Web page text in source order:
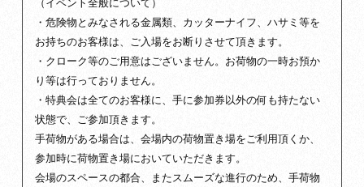
・危険物とみなされる金属類、カッターナイフ、ハサミ等を
お持ちのお客様は、ご入場をお断りさせて頂きます。
・クローク等のご用意はございません。お荷物の一時お預か
り等は行っておりません。
・特典会は全てのお客様に、手に参加券以外の何も持たない
状態で、ご参加頂きます。
手荷物がある場合は、会場内の荷物置き場をご利用頂くか、
参加時に荷物置き場においていただきます。
会場のスペースの都合、またスムーズな進行のため、手荷物